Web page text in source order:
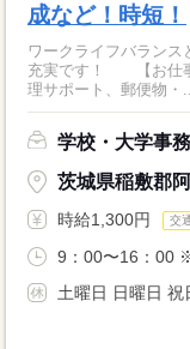
成など！時短！
ワークライフバランス
充実です！ 【お仕事
理サポート、郵便物・
学校・大学事
茨城県稲敷郡
時給1,300円 交
9：00〜16：00
土曜日 日曜日 祝